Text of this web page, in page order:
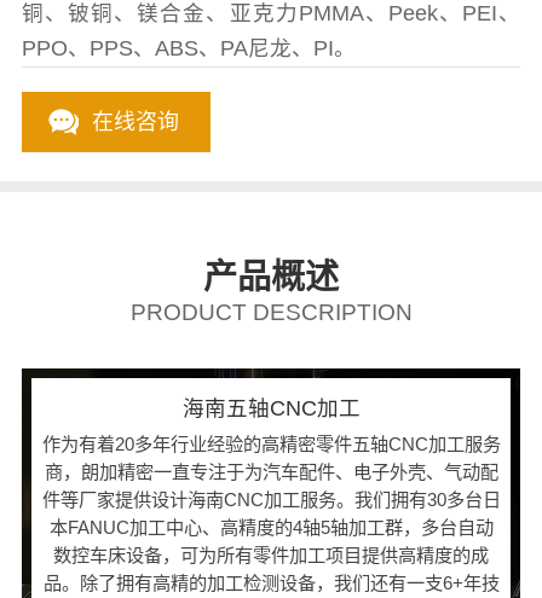
铜、铍铜、镁合金、亚克力PMMA、Peek、PEI、
PPO、PPS、ABS、PA尼龙、PI。
在线咨询
产品概述
PRODUCT DESCRIPTION
海南五轴CNC加工
作为有着20多年行业经验的高精密零件五轴CNC加工服务
商，朗加精密一直专注于为汽车配件、电子外壳、气动配
件等厂家提供设计海南CNC加工服务。我们拥有30多台日
本FANUC加工中心、高精度的4轴5轴加工群，多台自动
数控车床设备，可为所有零件加工项目提供高精度的成
品。除了拥有高精的加工检测设备，我们还有一支6+年技